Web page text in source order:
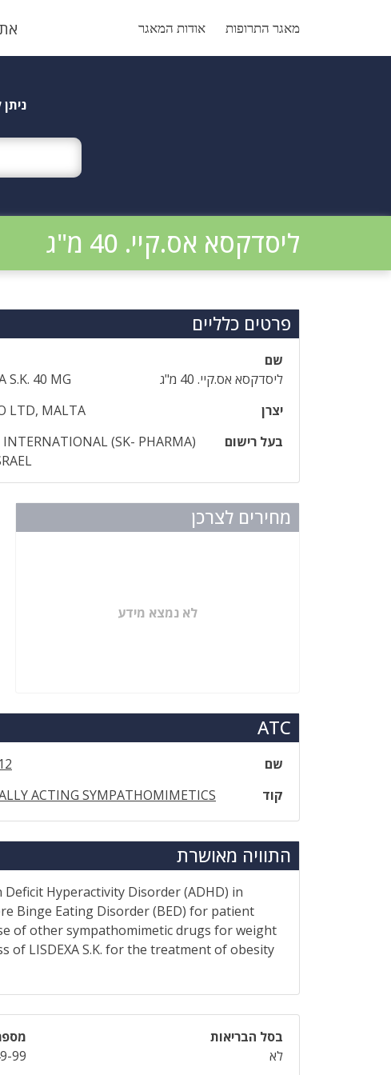
מאגר התרופות אודות המאגר
ליסדקסא אס.קיי. 40 מ"ג
פרטים כלליים
שם
ליסדקסא אס.קיי. 40 מ"ג
S.K. 40 MG
יצרן
LTD, MALTA
בעל רישום
INTERNATIONAL (SK- PHARMA)
מחירים לצרכן
לא נמצא מידע
ATC
שם
קוד
ACTING SYMPATHOMIMETICS
התוויה מאושרת
Hyperactivity Disorder (ADHD) in
Binge Eating Disorder (BED) for patient
of other sympathomimetic drugs for weight
of LISDEXA S.K. for the treatment of obesity
בסל הבריאות
לא
99